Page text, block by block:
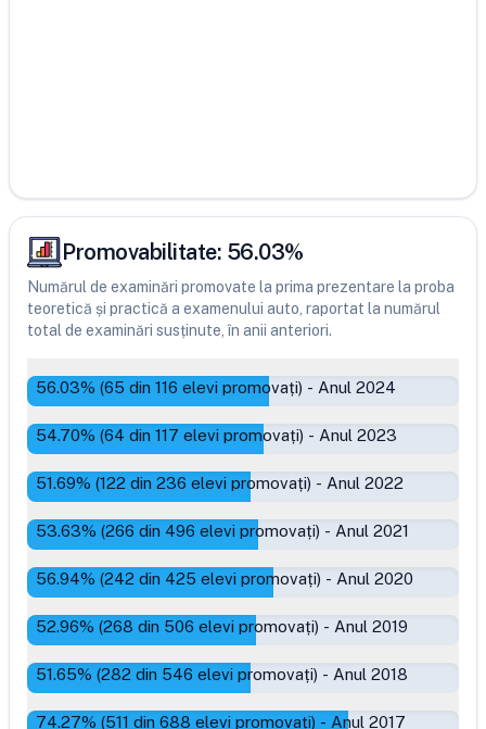
Promovabilitate: 56.03%
Numărul de examinări promovate la prima prezentare la proba
teoretică și practică a examenului auto, raportat la numărul
total de examinări susținute, în anii anteriori.
56.03% (65 din 116 elevi promovați) - Anul 2024
54.70% (64 din 117 elevi promovați) - Anul 2023
51.69% (122 din 236 elevi promovați) - Anul 2022
53.63% (266 din 496 elevi promovați) - Anul 2021
56.94% (242 din 425 elevi promovați) - Anul 2020
52.96% (268 din 506 elevi promovați) - Anul 2019
51.65% (282 din 546 elevi promovați) - Anul 2018
74.27% (511 din 688 elevi promovați) - Anul 2017